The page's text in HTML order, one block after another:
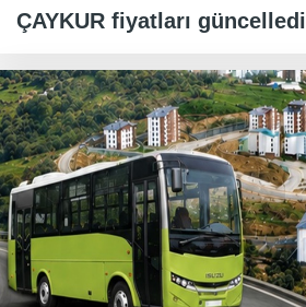
ÇAYKUR fiyatları güncelledi